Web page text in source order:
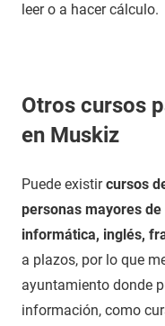
leer o a hacer cálculo.
Otros cursos
en Muskiz
Puede existircursos
personas mayores de
informática, inglés,
a plazos, por lo que
ayuntamiento donde
información, como